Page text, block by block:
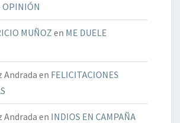
OPINIÓN
MUÑOZen ME DUELE
Andrada en FELICITACIONES
Andrada en INDIOS EN CAMPAÑA